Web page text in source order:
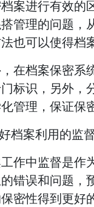
案进行有效的
管理的问题，
也可以使得档
在档案保密系
标识，另外，
管理，保证保
档案利用的监
作中监督是作
错误和问题，
密性得到更好